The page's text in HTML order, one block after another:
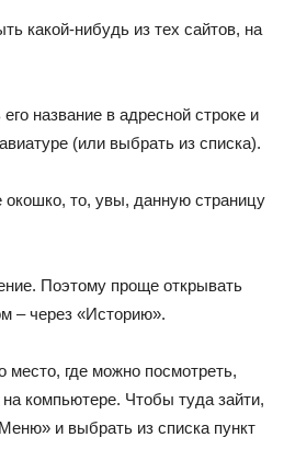
какой-нибудь из тех сайтов, на
название в адресной строке и
(или выбрать из списка).
окошко, то, увы, данную страницу
Поэтому проще открывать
– через «Историю».
место, где можно посмотреть,
компьютере. Чтобы туда зайти,
и выбрать из списка пункт